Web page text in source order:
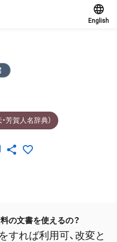
English
芳賀人名辞典）
の文書を使えるの？
すれば利用可、改変と